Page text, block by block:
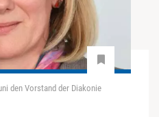
den Vorstand der Diakonie